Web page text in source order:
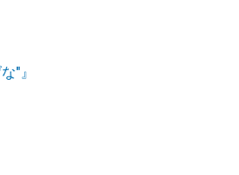
"』